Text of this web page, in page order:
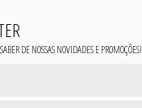
DE NOSSAS NOVIDADES E PROMOÇÕES!